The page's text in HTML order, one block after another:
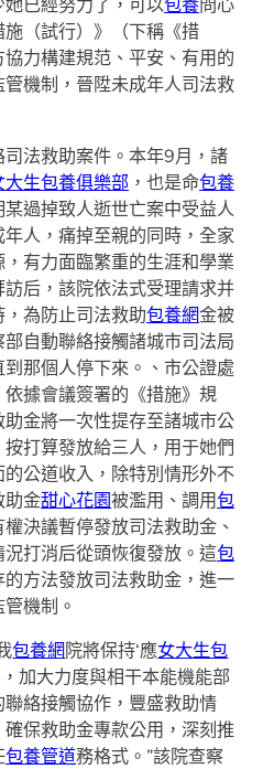
已經努力了，可以包養問心
（試行）》（下稱《措
力構建規范、平安、有用的
機制，晉陞未成年人司法救
法救助案件。本年9月，諸
大生包養俱樂部 ，也是命包養
過掉致人逝世亡案中受益人
年人，痛掉至親的同時，全家
，有力面臨繁重的生涯和學業
后，該院依法式受理請求并
為防止司法救助包養網金被
部自動聯絡接觸諸城市司法局
那個人停下來。、市公證處
據會議簽署的《措施》規
金將一次性提存至諸城市公
打算發放給三人，用于她們
公道收入，除特別情形外不
助金甜心花園被濫用、調用包
決議暫停發放司法救助金、
打消后從頭恢復發放。這包
方法發放司法救助金，進一
機制。
包養網院將保持‘應女大生包
，加大力度與相干本能機能部
聯絡接觸協作，豐盛救助情
保救助金專款公用，深刻推
包養管道務格式。”該院查察